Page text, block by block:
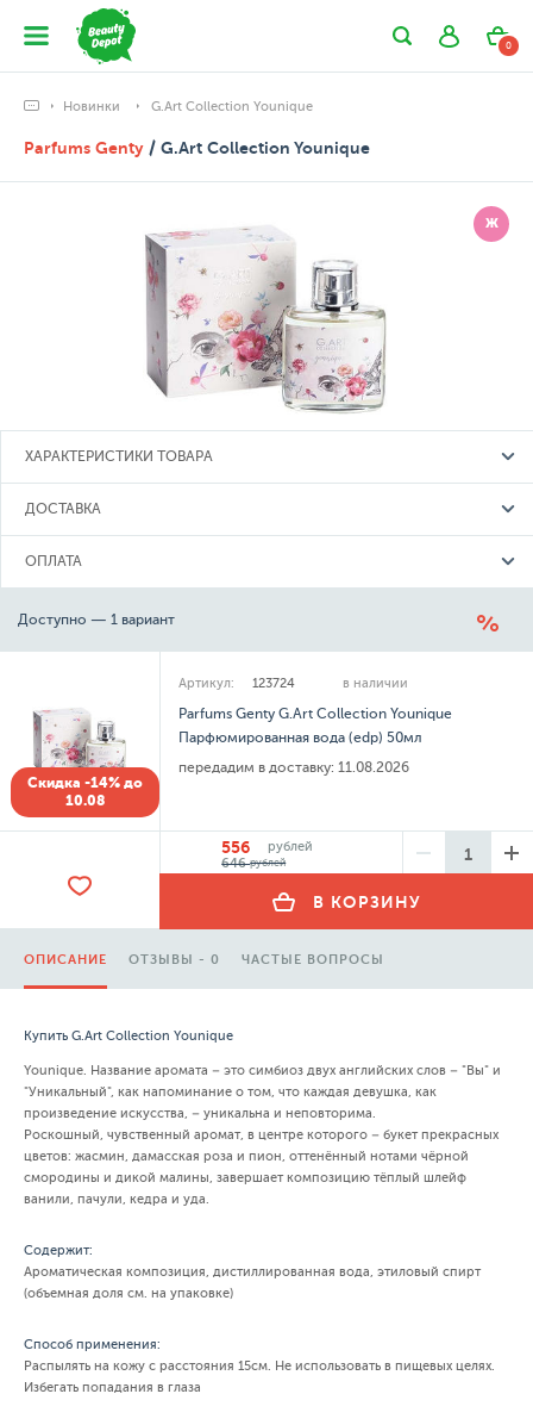
0
Новинки G.Art Collection Younique
Parfums Genty / G.Art Collection Younique
Ж
ХАРАКТЕРИСТИКИ ТОВАРА
ДОСТАВКА
ОПЛАТА
Доступно — 1 вариант
Скидка -14% до
10.08
Артикул: 123724 в наличии
Parfums Genty G.Art Collection Younique
Парфюмированная вода (edp) 50мл
передадим в доставку: 11.08.2026
556
рублей
646рублей
В КОРЗИНУ
ОПИСАНИЕ ОТЗЫВЫ - 0 ЧАСТЫЕ ВОПРОСЫ
Купить G.Art Collection Younique
Younique. Название аромата – это симбиоз двух английских слов – "Вы" и
"Уникальный", как напоминание о том, что каждая девушка, как
произведение искусства, – уникальна и неповторима.
Роскошный, чувственный аромат, в центре которого – букет прекрасных
цветов: жасмин, дамасская роза и пион, оттенённый нотами чёрной
смородины и дикой малины, завершает композицию тёплый шлейф
ванили, пачули, кедра и уда.
Содержит:
Ароматическая композиция, дистиллированная вода, этиловый спирт
(объемная доля см. на упаковке)
Способ применения:
Распылять на кожу с расстояния 15см. Не использовать в пищевых целях.
Избегать попадания в глаза